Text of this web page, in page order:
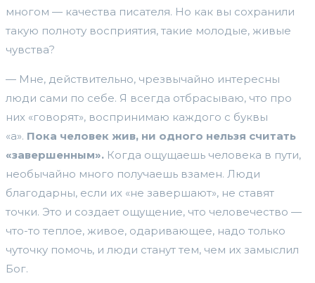
многом — качества писателя. Но как вы сохранили
такую полноту восприятия, такие молодые, живые
чувства?
— Мне, действительно, чрезвычайно интересны
люди сами по себе. Я всегда отбрасываю, что про
них «говорят», воспринимаю каждого с буквы
«а». Пока человек жив, ни одного нельзя считать
«завершенным». Когда ощущаешь человека в пути,
необычайно много получаешь взамен. Люди
благодарны, если их «не завершают», не ставят
точки. Это и создает ощущение, что человечество —
что-то теплое, живое, одаривающее, надо только
чуточку помочь, и люди станут тем, чем их замыслил
Бог.